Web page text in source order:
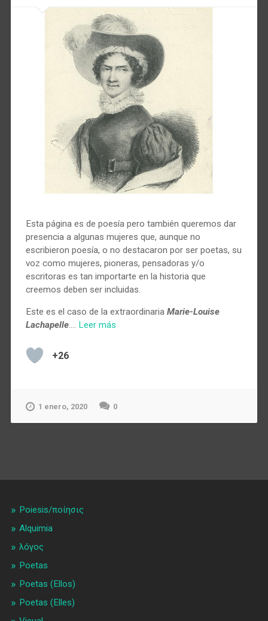
Esta página es de poesía pero también queremos dar
presencia a algunas mujeres que, aunque no
escribieron poesía, o no destacaron por ser poetas, su
voz como mujeres, pioneras, pensadoras y/o
escritoras es tan importarte en la historia que
creemos deben ser incluidas.
Este es el caso de la extraordinaria Marie-Louise
Lachapelle.… Leer más
+26
1 enero, 2020 0
Poiesis/ποίησις
Alquimia
λóγος
Poetas
Poetas (Ellos)
Poetas (Elles)